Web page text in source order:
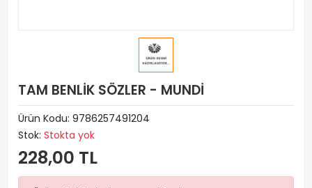
TAM BENLİK SÖZLER - MUNDİ
Ürün Kodu: 9786257491204
Stok: Stokta yok
228,00 TL